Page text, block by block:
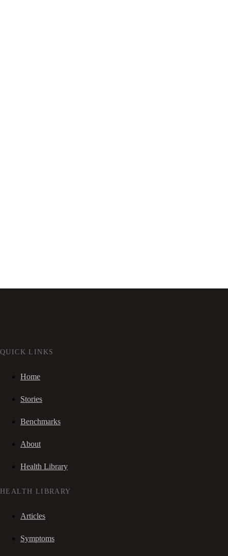
QUICK LINKS
Home
Stories
Benchmarks
About
Health Library
HEALTH LIBRARY
Articles
Symptoms